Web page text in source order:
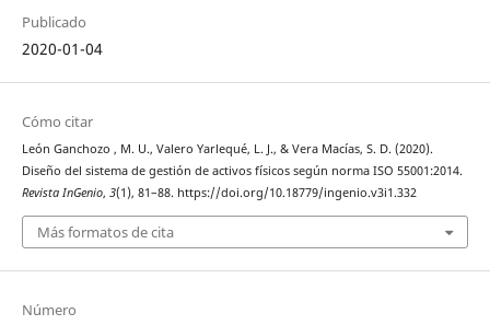
Publicado
2020-01-04
Cómo citar
León Ganchozo , M. U., Valero Yarlequé, L. J., & Vera Macías, S. D. (2020).
Diseño del sistema de gestión de activos físicos según norma ISO 55001:2014.
Revista InGenio, 3(1), 81–88. https://doi.org/10.18779/ingenio.v3i1.332
Más formatos de cita
Número